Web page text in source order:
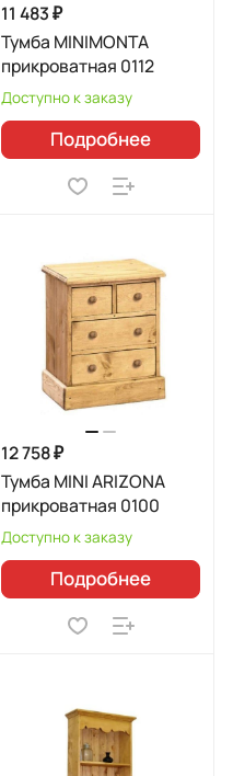
11 483 ₽
Тумба MINIMONTA
прикроватная 0112
Доступно к заказу
Подробнее
12 758 ₽
Тумба MINI ARIZONA
прикроватная 0100
Доступно к заказу
Подробнее